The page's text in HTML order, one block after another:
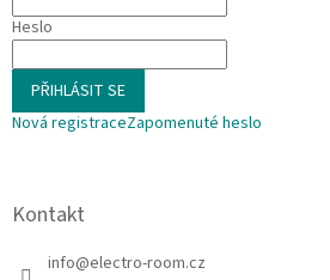
Heslo
PŘIHLÁSIT SE
Nová registraceZapomenuté heslo
Kontakt
info@electro-room.cz